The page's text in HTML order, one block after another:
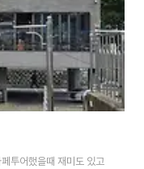
투어했을때 재미도 있고